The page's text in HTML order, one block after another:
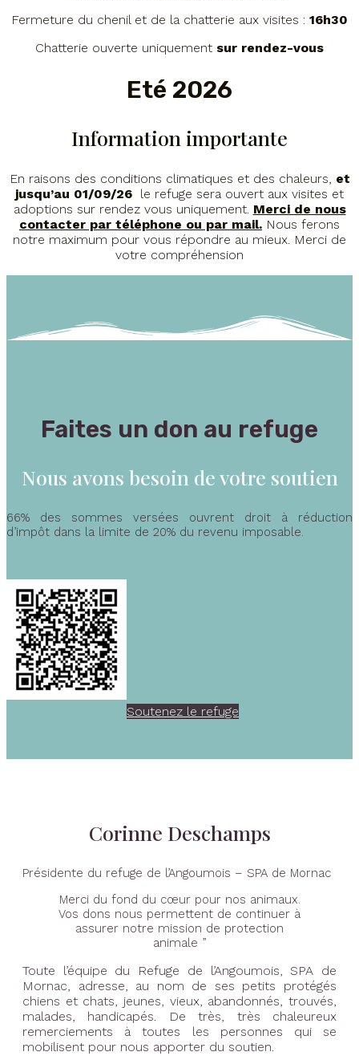
Fermeture du chenil et de la chatterie aux visites : 16h30
Chatterie ouverte uniquement sur rendez-vous
Eté 2026
Information importante
En raisons des conditions climatiques et des chaleurs, et
jusqu’au 01/09/26 le refuge sera ouvert aux visites et
adoptions sur rendez vous uniquement. Merci de nous
contacter par téléphone ou par mail. Nous ferons
notre maximum pour vous répondre au mieux. Merci de
votre compréhension
Faites un don au refuge
Nous avons besoin de votre soutien
66% des sommes versées ouvrent droit à réduction
d’impôt dans la limite de 20% du revenu imposable.
Soutenez le refuge
Corinne Deschamps
Présidente du refuge de l’Angoumois – SPA de Mornac
Merci du fond du cœur pour nos animaux.
Vos dons nous permettent de continuer à
assurer notre mission de protection
animale ”
Toute l’équipe du Refuge de l’Angoumois, SPA de
Mornac, adresse, au nom de ses petits protégés
chiens et chats, jeunes, vieux, abandonnés, trouvés,
malades, handicapés. De très, très chaleureux
remerciements à toutes les personnes qui se
mobilisent pour nous apporter du soutien.